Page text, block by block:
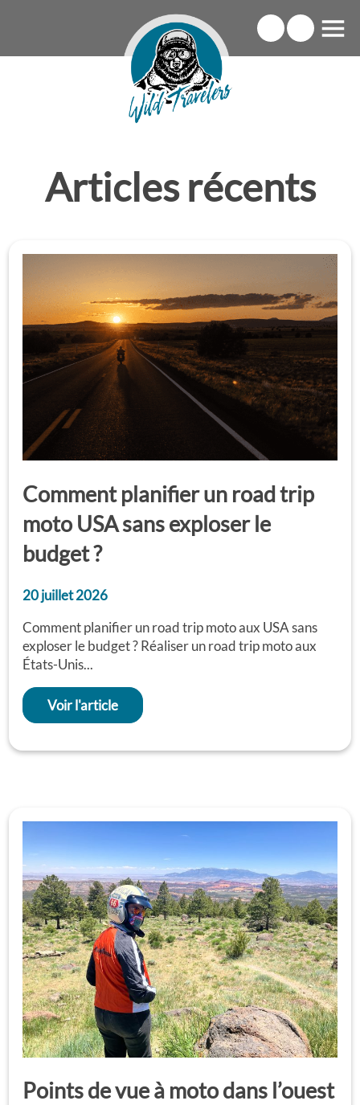
Articles récents
Comment planifier un road trip
moto USA sans exploser le
budget ?
20 juillet 2026
Comment planifier un road trip moto aux USA sans
exploser le budget ? Réaliser un road trip moto aux
États-Unis...
Voir l'article
Points de vue à moto dans l’ouest